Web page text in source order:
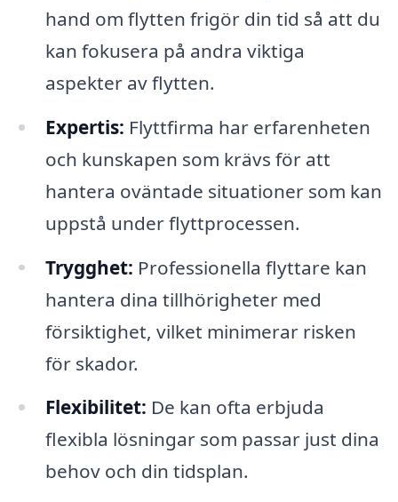
hand om flytten frigör din tid så att du
kan fokusera på andra viktiga
aspekter av flytten.
Expertis: Flyttfirma har erfarenheten
och kunskapen som krävs för att
hantera oväntade situationer som kan
uppstå under flyttprocessen.
Trygghet: Professionella flyttare kan
hantera dina tillhörigheter med
försiktighet, vilket minimerar risken
för skador.
Flexibilitet: De kan ofta erbjuda
flexibla lösningar som passar just dina
behov och din tidsplan.